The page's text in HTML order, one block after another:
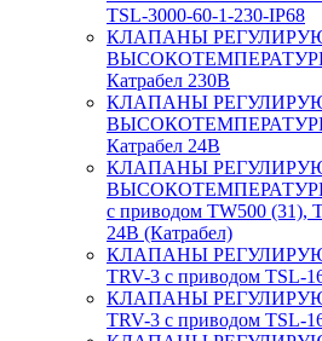
TSL-3000-60-1-230-IP68
КЛАПАНЫ
Катрабел 230В
КЛАПАНЫ
Катрабел 24В
КЛАПАНЫ
с приводом TW500 (31),
24В (Катрабел)
КЛАПАНЫ
TRV-3 с приводом TSL-
КЛАПАНЫ
TRV-3 с приводом TSL-